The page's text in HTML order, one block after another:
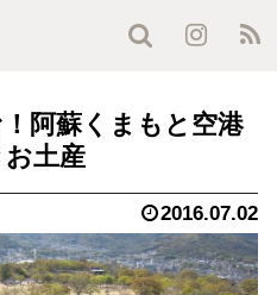
阿蘇くまもと空港
土産
2016.07.02